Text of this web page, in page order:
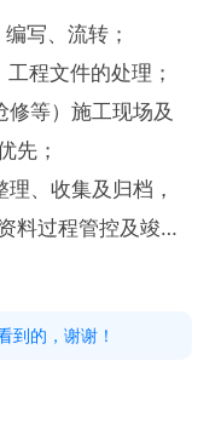
写、流转；
程文件的处理；
等）施工现场及
先；
、收集及归档，
料过程管控及竣工
审、图纸与清单
、质量与安全管
到的，谢谢！